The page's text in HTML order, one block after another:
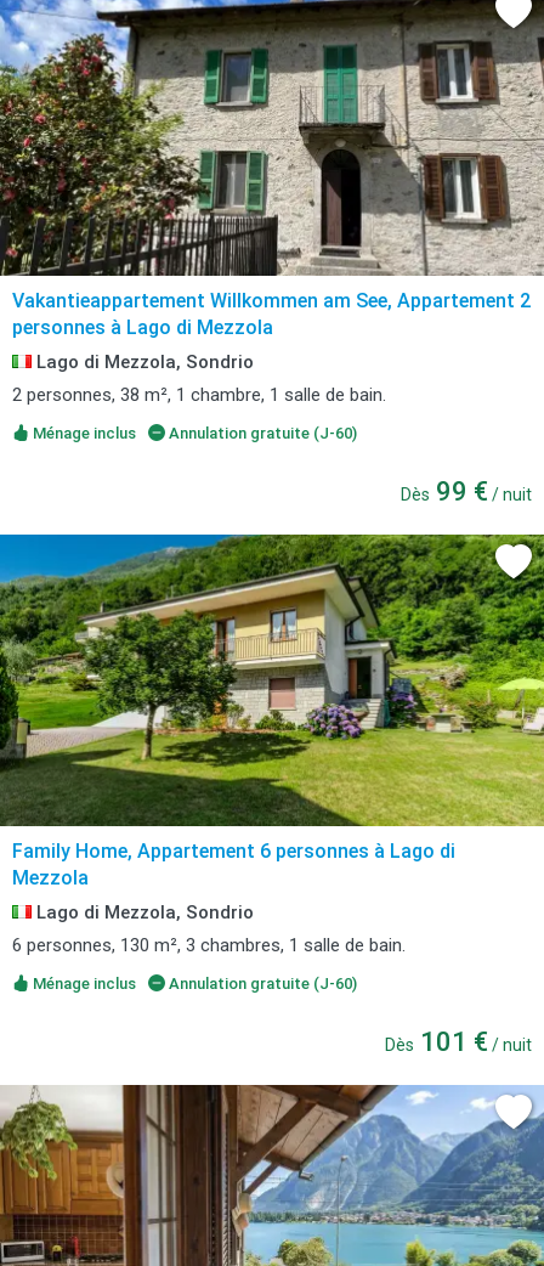
Vakantieappartement Willkommen am See, Appartement 2
personnes à Lago di Mezzola
Lago di Mezzola, Sondrio
2 personnes, 38 m², 1 chambre, 1 salle de bain.
Ménage inclus Annulation gratuite (J-60)
Dès 99 € / nuit
Family Home, Appartement 6 personnes à Lago di
Mezzola
Lago di Mezzola, Sondrio
6 personnes, 130 m², 3 chambres, 1 salle de bain.
Ménage inclus Annulation gratuite (J-60)
Dès 101 € / nuit